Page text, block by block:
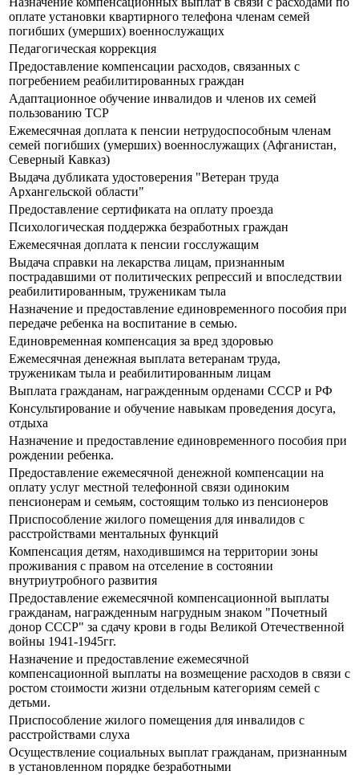
оплате установки квартирного телефона членам семей
погибших (умерших) военнослужащих
Педагогическая коррекция
Предоставление компенсации расходов, связанных с
погребением реабилитированных граждан
Адаптационное обучение инвалидов и членов их семей
пользованию ТСР
Ежемесячная доплата к пенсии нетрудоспособным членам
семей погибших (умерших) военнослужащих (Афганистан,
Северный Кавказ)
Выдача дубликата удостоверения "Ветеран труда
Архангельской области"
Предоставление сертификата на оплату проезда
Психологическая поддержка безработных граждан
Ежемесячная доплата к пенсии госслужащим
Выдача справки на лекарства лицам, признанным
пострадавшими от политических репрессий и впоследствии
реабилитированным, труженикам тыла
Назначение и предоставление единовременного пособия при
передаче ребенка на воспитание в семью.
Единовременная компенсация за вред здоровью
Ежемесячная денежная выплата ветеранам труда,
труженикам тыла и реабилитированным лицам
Выплата гражданам, награжденным орденами СССР и РФ
Консультирование и обучение навыкам проведения досуга,
отдыха
Назначение и предоставление единовременного пособия при
рождении ребенка.
Предоставление ежемесячной денежной компенсации на
оплату услуг местной телефонной связи одиноким
пенсионерам и семьям, состоящим только из пенсионеров
Приспособление жилого помещения для инвалидов с
расстройствами ментальных функций
Компенсация детям, находившимся на территории зоны
проживания с правом на отселение в состоянии
внутриутробного развития
Предоставление ежемесячной компенсационной выплаты
гражданам, награжденным нагрудным знаком "Почетный
донор СССР" за сдачу крови в годы Великой Отечественной
войны 1941-1945гг.
Назначение и предоставление ежемесячной
компенсационной выплаты на возмещение расходов в связи с
ростом стоимости жизни отдельным категориям семей с
детьми.
Приспособление жилого помещения для инвалидов с
расстройствами слуха
Осуществление социальных выплат гражданам, признанным
в установленном порядке безработными